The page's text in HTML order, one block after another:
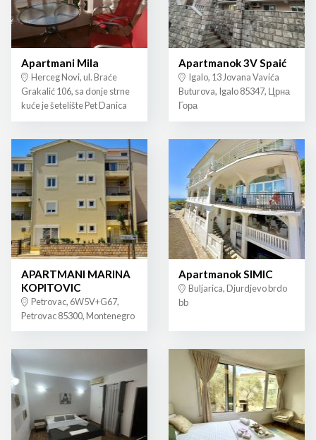
Apartmani Mila
Herceg Novi, ul. Braće
Grakalić 106, sa donje strne
kuće je šetelište Pet Danica
Apartmanok 3V Spaić
Igalo, 13 Jovana Vavića
Buturova, Igalo 85347, Црна
Гора
APARTMANI MARINA
KOPITOVIC
Petrovac, 6W5V+G67,
Petrovac 85300, Montenegro
Apartmanok SIMIC
Buljarica, Djurdjevo brdo
bb